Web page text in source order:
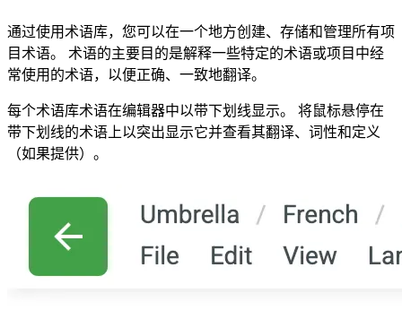
通过使用术语库，您可以在一个地方创建、存储和管理所有项
目术语。 术语的主要目的是解释一些特定的术语或项目中经
常使用的术语，以便正确、一致地翻译。
每个术语库术语在编辑器中以带下划线显示。 将鼠标悬停在
带下划线的术语上以突出显示它并查看其翻译、词性和定义
（如果提供）。